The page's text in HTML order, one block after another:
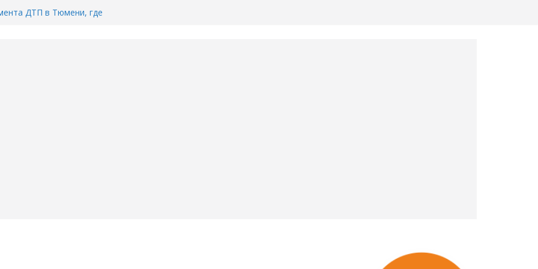
ДТП в Тюмени, где